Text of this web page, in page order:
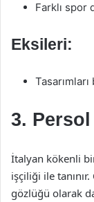
Farklı spor
Eksileri:
3. Persol
İtalyan kökenli
işçiliği ile
gözlüğü olarak